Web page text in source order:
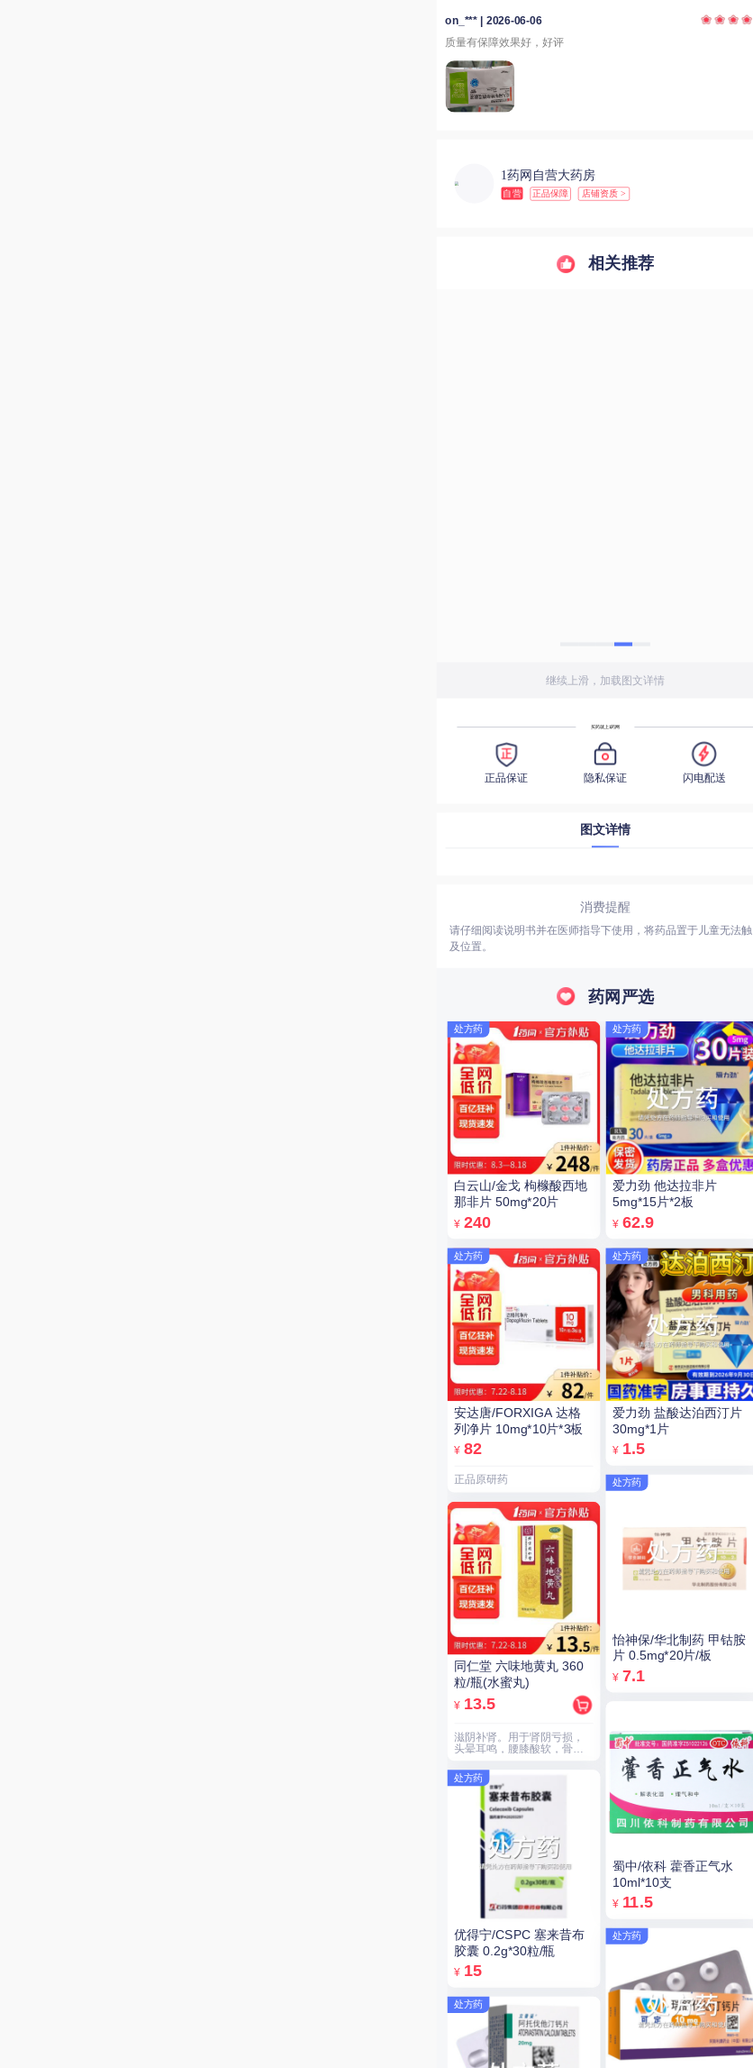
on_*** | 2026-06-06
质量有保障效果好，好评
1药网自营大药房
自营 正品保障 店铺资质 >
相关推荐
继续上滑，加载图文详情
买药就上1药网
正品保证 隐私保证 闪电配送
图文详情
消费提醒
请仔细阅读说明书并在医师指导下使用，将药品置于儿童无法触
及位置。
药网严选
处方药
白云山/金戈 枸橼酸西地
那非片 50mg*20片
¥ 240
处方药
安达唐/FORXIGA 达格
列净片 10mg*10片*3板
¥ 82
正品原研药
同仁堂 六味地黄丸 360
粒/瓶(水蜜丸)
¥ 13.5
滋阴补肾。用于肾阴亏损，
头晕耳鸣，腰膝酸软，骨蒸
处方药
优得宁/CSPC 塞来昔布
胶囊 0.2g*30粒/瓶
¥ 15
处方药
处方药
爱力劲 他达拉非片
5mg*15片*2板
¥ 62.9
处方药
爱力劲 盐酸达泊西汀片
30mg*1片
¥ 1.5
处方药
怡神保/华北制药 甲钴胺
片 0.5mg*20片/板
¥ 7.1
蜀中/依科 藿香正气水
10ml*10支
¥ 11.5
处方药